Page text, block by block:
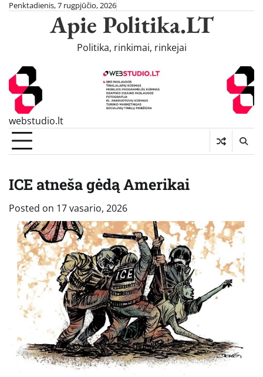
SkipPenktadienis, 7 rugpjūčio, 2026
Apie Politika.LT
Politika, rinkimai, rinkejai
webstudio.lt
ICE atneša gėdą Amerikai
Posted on 17 vasario, 2026